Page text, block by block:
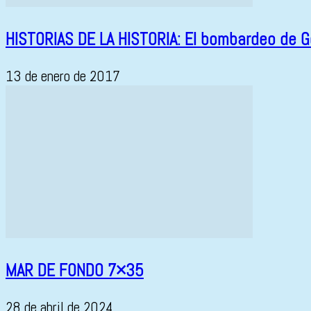
HISTORIAS DE LA HISTORIA: El bombardeo de
13 de enero de 2017
MAR DE FONDO 7×35